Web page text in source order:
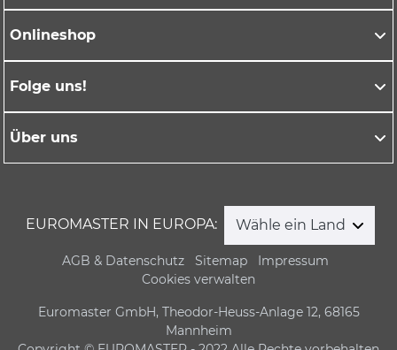
Onlineshop
Folge uns!
Über uns
EUROMASTER IN EUROPA: Wähle ein Land
AGB & Datenschutz Sitemap
Impressum
Cookies verwalten
Euromaster GmbH, Theodor-Heuss-Anlage 12, 68165
Mannheim